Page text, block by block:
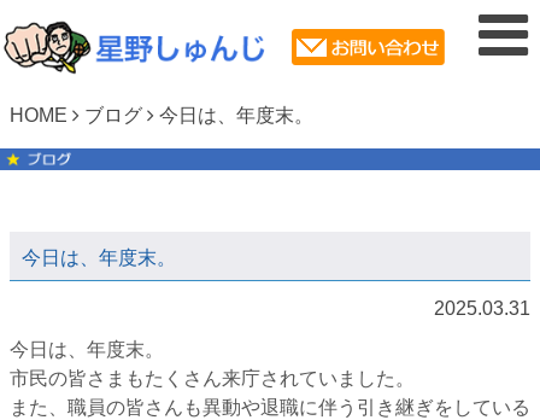
HOME ブログ 今日は、年度末。
今日は、年度末。
2025.03.31
今日は、年度末。
市民の皆さまもたくさん来庁されていました。
また、職員の皆さんも異動や退職に伴う引き継ぎをしている